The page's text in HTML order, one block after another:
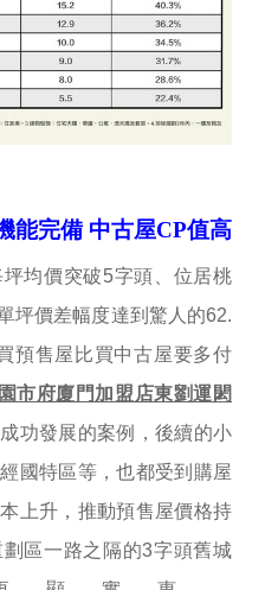
能完備 中古屋CP值高
均價突破5字頭、位居桃
坪價差幅度達到驚人的62.
預售屋比買中古屋要多付
市府廈門加盟店東劉運閎
功發展的案例，後續的小
國特區等，也都受到購屋
上升，推動預售屋價格持
區一路之隔的3字頭舊城